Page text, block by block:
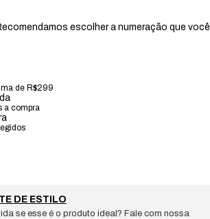
escolher a numeração que você
de R$299
a compra
DE ESTILO
se esse é o produto ideal? Fale com nossa